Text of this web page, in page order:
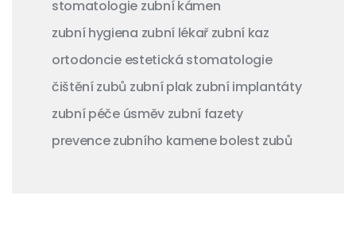
stomatologie zubní kámen
zubní hygiena zubní lékař zubní kaz
ortodoncie estetická stomatologie
čištění zubů zubní plak zubní implantáty
zubní péče úsměv zubní fazety
prevence zubního kamenebolest zubů